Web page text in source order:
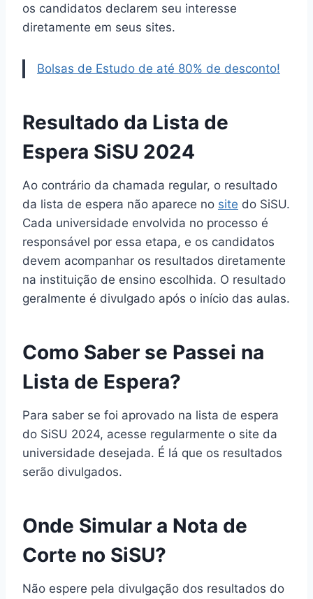
os candidatos declarem seu interesse
diretamente em seus sites.
Bolsas de Estudo de até 80% de desconto!
Resultado da Lista de
Espera SiSU 2024
Ao contrário da chamada regular, o resultado
da lista de espera não aparece no site do SiSU.
Cada universidade envolvida no processo é
responsável por essa etapa, e os candidatos
devem acompanhar os resultados diretamente
na instituição de ensino escolhida. O resultado
geralmente é divulgado após o início das aulas.
Como Saber se Passei na
Lista de Espera?
Para saber se foi aprovado na lista de espera
do SiSU 2024, acesse regularmente o site da
universidade desejada. É lá que os resultados
serão divulgados.
Onde Simular a Nota de
Corte no SiSU?
Não espere pela divulgação dos resultados do